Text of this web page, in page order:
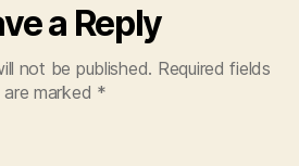
a Reply
not be published. Required fields
are marked *